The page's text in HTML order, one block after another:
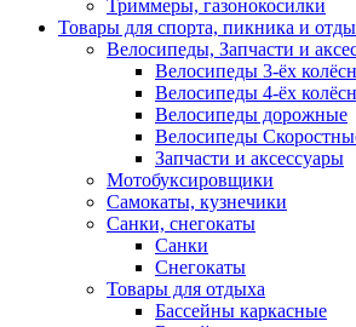
Триммеры, газонокосилки
Товары для спорта, пикника и
Велосипеды, Запчасти и
Велосипеды 3-ёх
Велосипеды 4-ёх
Велосипеды дорожные
Велосипеды
Запчасти и аксессуары
Мотобуксировщики
Самокаты, кузнечики
Санки, снегокаты
Санки
Снегокаты
Товары для отдыха
Бассейны каркасные